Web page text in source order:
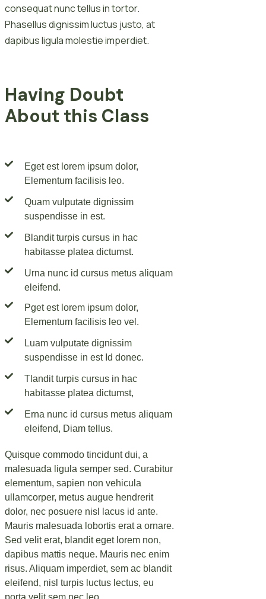
consequat nunc tellus in tortor.
Phasellus dignissim luctus justo, at
dapibus ligula molestie imperdiet.
Having Doubt
About this Class
Eget est lorem ipsum dolor,
Elementum facilisis leo.
Quam vulputate dignissim
suspendisse in est.
Blandit turpis cursus in hac
habitasse platea dictumst.
Urna nunc id cursus metus aliquam
eleifend.
Pget est lorem ipsum dolor,
Elementum facilisis leo vel.
Luam vulputate dignissim
suspendisse in est Id donec.
Tlandit turpis cursus in hac
habitasse platea dictumst,
Erna nunc id cursus metus aliquam
eleifend, Diam tellus.
Quisque commodo tincidunt dui, a
malesuada ligula semper sed. Curabitur
elementum, sapien non vehicula
ullamcorper, metus augue hendrerit
dolor, nec posuere nisl lacus id ante.
Mauris malesuada lobortis erat a ornare.
Sed velit erat, blandit eget lorem non,
dapibus mattis neque. Mauris nec enim
risus. Aliquam imperdiet, sem ac blandit
eleifend, nisl turpis luctus lectus, eu
porta velit sem nec leo.